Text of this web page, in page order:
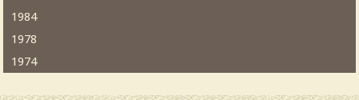
1984
1978
1974